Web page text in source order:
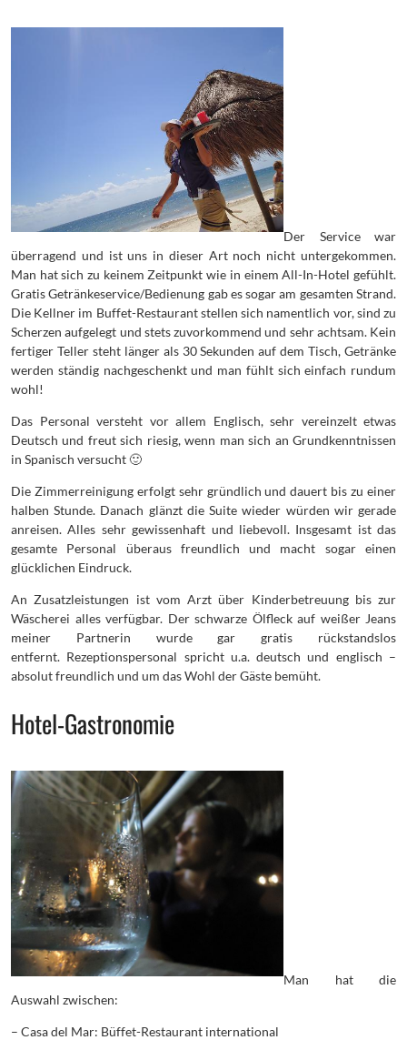
Der Service war
überragend und ist uns in dieser Art noch nicht untergekommen.
Man hat sich zu keinem Zeitpunkt wie in einem All-In-Hotel gefühlt.
Gratis Getränkeservice/Bedienung gab es sogar am gesamten Strand.
Die Kellner im Buffet-Restaurant stellen sich namentlich vor, sind zu
Scherzen aufgelegt und stets zuvorkommend und sehr achtsam. Kein
fertiger Teller steht länger als 30 Sekunden auf dem Tisch, Getränke
werden ständig nachgeschenkt und man fühlt sich einfach rundum
wohl!
Das Personal versteht vor allem Englisch, sehr vereinzelt etwas
Deutsch und freut sich riesig, wenn man sich an Grundkenntnissen
in Spanisch versucht 🙂
Die Zimmerreinigung erfolgt sehr gründlich und dauert bis zu einer
halben Stunde. Danach glänzt die Suite wieder würden wir gerade
anreisen. Alles sehr gewissenhaft und liebevoll. Insgesamt ist das
gesamte Personal überaus freundlich und macht sogar einen
glücklichen Eindruck.
An Zusatzleistungen ist vom Arzt über Kinderbetreuung bis zur
Wäscherei alles verfügbar. Der schwarze Ölfleck auf weißer Jeans
meiner Partnerin wurde gar gratis rückstandslos
entfernt. Rezeptionspersonal spricht u.a. deutsch und englisch –
absolut freundlich und um das Wohl der Gäste bemüht.
Hotel-Gastronomie
Man hat die
Auswahl zwischen:
– Casa del Mar: Büffet-Restaurant international